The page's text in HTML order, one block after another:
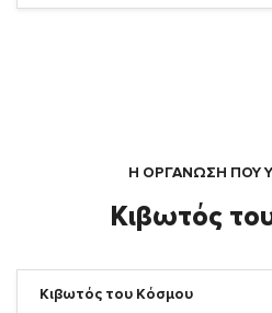
Η ΟΡΓΆΝΩΣΗ ΠΟΥ
Κιβωτός
Κιβωτός του Κόσμου